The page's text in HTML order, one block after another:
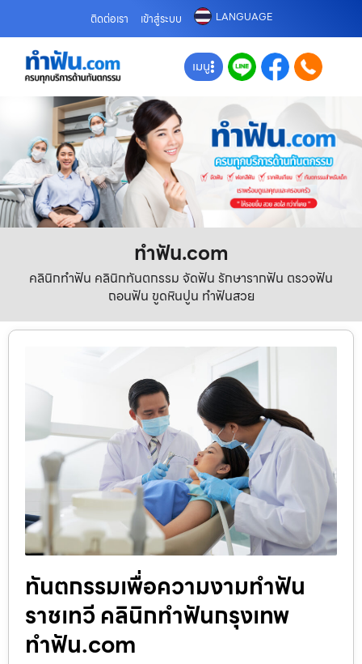
ติดต่อเรา เข้าสู่ระบบ LANGUAGE
เมนู
ทําฟัน.com
คลินิกทำฟัน คลินิกทันตกรรม จัดฟัน รักษารากฟัน ตรวจฟัน
ถอนฟัน ขูดหินปูน ทำฟันสวย
ทันตกรรมเพื่อความงามทำฟัน
ราชเทวี คลินิกทำฟันกรุงเทพ
ทำฟัน.com